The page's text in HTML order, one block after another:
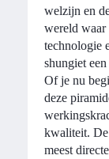
welzijn en
wereld
technologie
shungiet
Of je nu
deze
kwaliteit.
meest